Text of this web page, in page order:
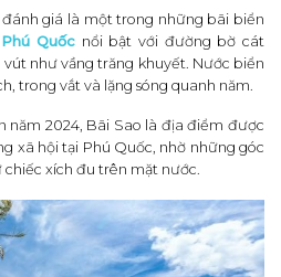
giá là một trong những bãi biển
Quốcnổi bật với đường bờ cát
như vầng trăng khuyết. Nước biển
trong vắt và lặng sóng quanh năm.
năm 2024, Bãi Sao là địa điểm được
xã hội tại Phú Quốc, nhờ những góc
chiếc xích đu trên mặt nước.